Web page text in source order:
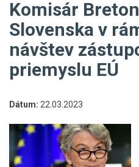
menu
na
užívateľské
menu
Skočiť
stránky
Komisár
Slovenska v
návštev
priemyslu EÚ
Dátum: 22.03.2023